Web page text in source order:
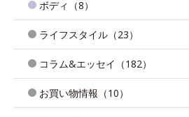
ボディ（8）
ライフスタイル（23）
コラム&エッセイ（182）
お買い物情報（10）